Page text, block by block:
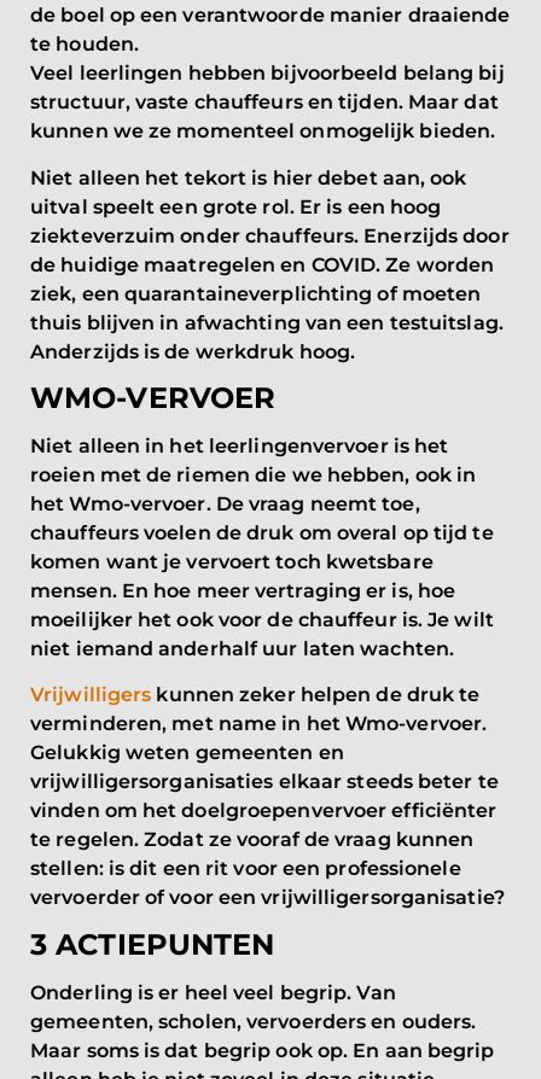
de boel op een verantwoorde manier draaiende
te houden.
Veel leerlingen hebben bijvoorbeeld belang bij
structuur, vaste chauffeurs en tijden. Maar dat
kunnen we ze momenteel onmogelijk bieden.
Niet alleen het tekort is hier debet aan, ook
uitval speelt een grote rol. Er is een hoog
ziekteverzuim onder chauffeurs. Enerzijds door
de huidige maatregelen en COVID. Ze worden
ziek, een quarantaineverplichting of moeten
thuis blijven in afwachting van een testuitslag.
Anderzijds is de werkdruk hoog.
WMO-VERVOER
Niet alleen in het leerlingenvervoer is het
roeien met de riemen die we hebben, ook in
het Wmo-vervoer. De vraag neemt toe,
chauffeurs voelen de druk om overal op tijd te
komen want je vervoert toch kwetsbare
mensen. En hoe meer vertraging er is, hoe
moeilijker het ook voor de chauffeur is. Je wilt
niet iemand anderhalf uur laten wachten.
Vrijwilligers kunnen zeker helpen de druk te
verminderen, met name in het Wmo-vervoer.
Gelukkig weten gemeenten en
vrijwilligersorganisaties elkaar steeds beter te
vinden om het doelgroepenvervoer efficiënter
te regelen. Zodat ze vooraf de vraag kunnen
stellen: is dit een rit voor een professionele
vervoerder of voor een vrijwilligersorganisatie?
3 ACTIEPUNTEN
Onderling is er heel veel begrip. Van
gemeenten, scholen, vervoerders en ouders.
Maar soms is dat begrip ook op. En aan begrip